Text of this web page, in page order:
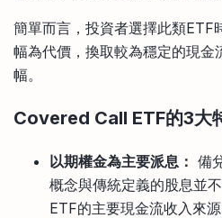
簡單而言，投資者選擇此類ETF
幅為代價，換取較為穩定的現金
幅。
Covered Call ETF的3大
以期權金為主要派息： 備
概念與傳統定義的股息並
ETF的主要現金流收入來